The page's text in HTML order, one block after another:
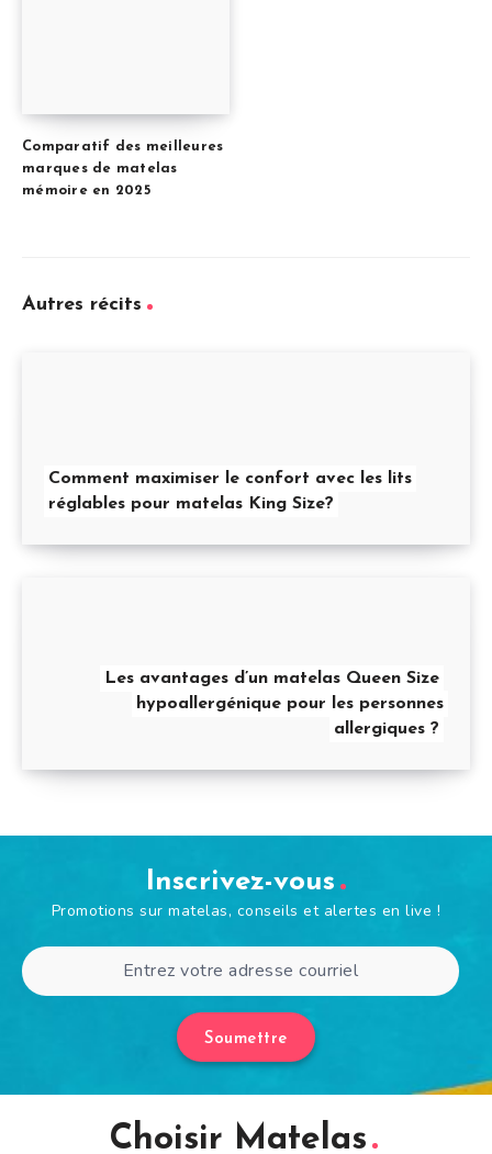
Comparatif des meilleures
marques de matelas
mémoire en 2025
Autres récits
Comment maximiser le confort avec les lits
réglables pour matelas King Size?
Les avantages d’un matelas Queen Size
hypoallergénique pour les personnes
allergiques ?
Inscrivez-vous
Promotions sur matelas, conseils et alertes en live !
Soumettre
Choisir Matelas